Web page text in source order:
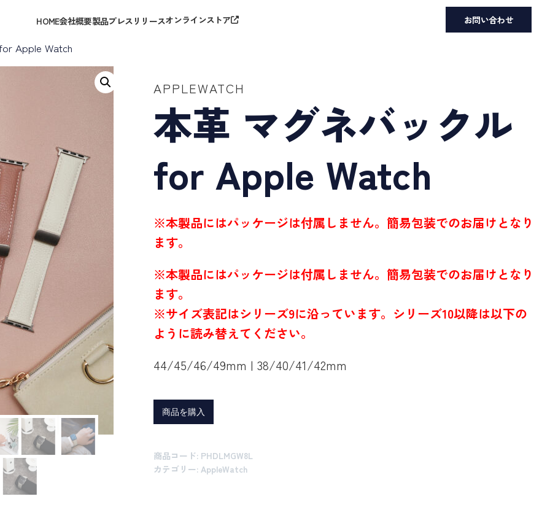
HOME会社概要製品プレスリリースオンラインストア お問い合わせ
Apple Watch
APPLEWATCH
本革 マグネバックル
for Apple Watch
※本製品にはパッケージは付属しません。簡易包装でのお届けとなり
ます。
※本製品にはパッケージは付属しません。簡易包装でのお届けとなり
ます。
※サイズ表記はシリーズ9に沿っています。シリーズ10以降は以下の
ように読み替えてください。
44/45/46/49mm | 38/40/41/42mm
商品を購入
商品コード: PHDLMGW8L
カテゴリー:AppleWatch